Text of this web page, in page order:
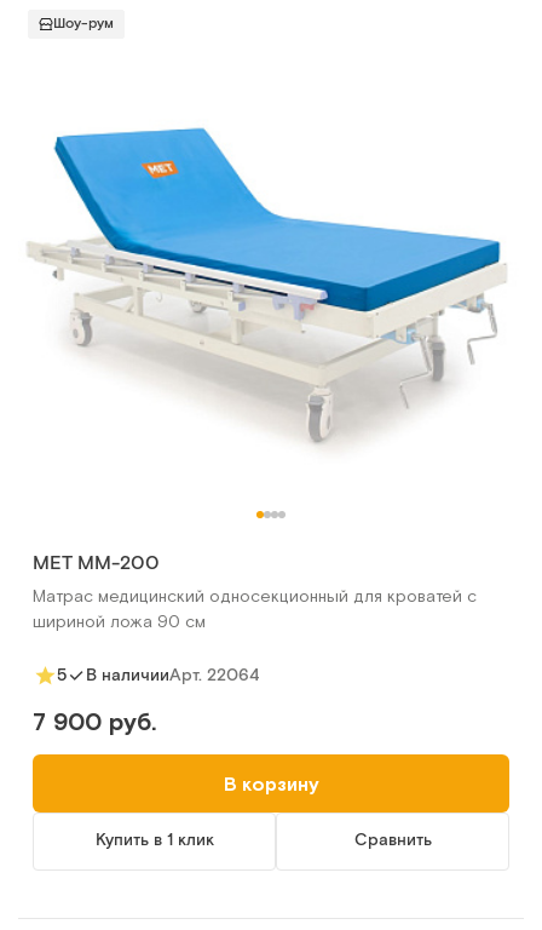
Шоу-рум
МЕТ ММ-200
Матрас медицинский односекционный для кроватей с
шириной ложа 90 см
5 В наличииАрт. 22064
7 900 руб.
В корзину
Купить в 1 клик Сравнить